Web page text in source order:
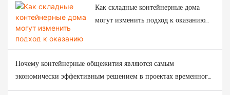
Как складные контейнерные дома
могут изменить подход к оказанию
Почему контейнерные общежития являются самым
экономически эффективным решением в проектах временного
строительства?